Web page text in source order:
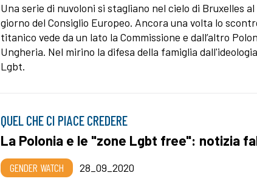
Una serie di nuvoloni si stagliano nel cielo di Bruxelles
giorno del Consiglio Europeo. Ancora una volta lo
titanico vede da un lato la Commissione e dall’altro
Ungheria. Nel mirino la difesa della famiglia dall'ideologia
Lgbt.
QUEL CHE CI PIACE CREDERE
La Polonia e le "zone Lgbt free": notizia
GENDER WATCH
28_09_2020